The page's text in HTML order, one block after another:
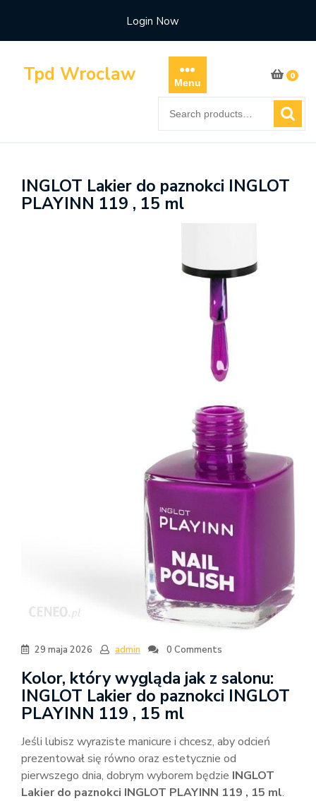
content
Login Now
Tpd Wroclaw Menu
0
for:
INGLOT Lakier do paznokci INGLOT
PLAYINN 119 , 15 ml
29 maja 2026 admin 0 Comments
Kolor, który wygląda jak z salonu:
INGLOT Lakier do paznokci INGLOT
PLAYINN 119 , 15 ml
Jeśli lubisz wyraziste manicure i chcesz, aby odcień
prezentował się równo oraz estetycznie od
pierwszego dnia, dobrym wyborem będzie INGLOT
Lakier do paznokci INGLOT PLAYINN 119 , 15 ml.